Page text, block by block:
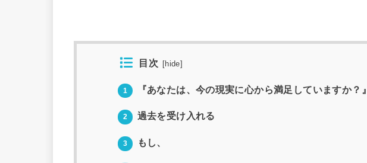
目次 hide
1 『あなたは、今の現実に心から満足していますか？』
2 過去を受け入れる
3 もし、